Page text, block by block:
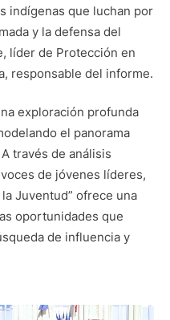
indígenas que luchan por
y la defensa del
líder de Protección en
responsable del informe.
exploración profunda
el panorama
través de análisis
de jóvenes líderes,
Juventud” ofrece una
oportunidades que
de influencia y